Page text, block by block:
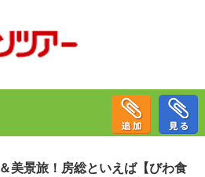
美景旅！房総といえば【びわ食